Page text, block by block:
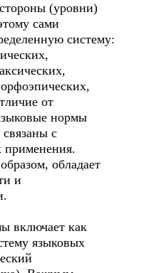
(уровни)
сами
систему:
от
нормы
связаны с
применения.
обладает
и
включает как
языковых